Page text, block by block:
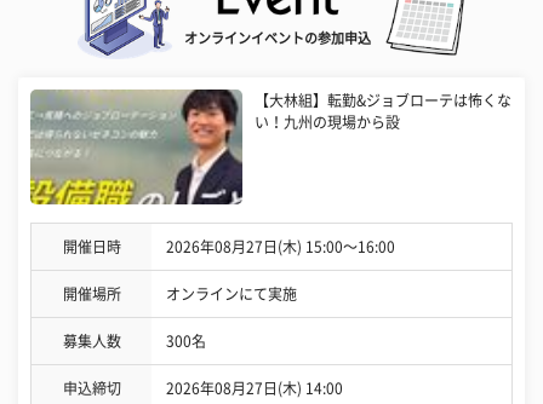
オンラインイベントの参加申込
【大林組】転勤&ジョブローテは怖くな
い！九州の現場から設
開催日時 2026年08月27日(木) 15:00〜16:00
開催場所 オンラインにて実施
募集人数 300名
申込締切 2026年08月27日(木) 14:00